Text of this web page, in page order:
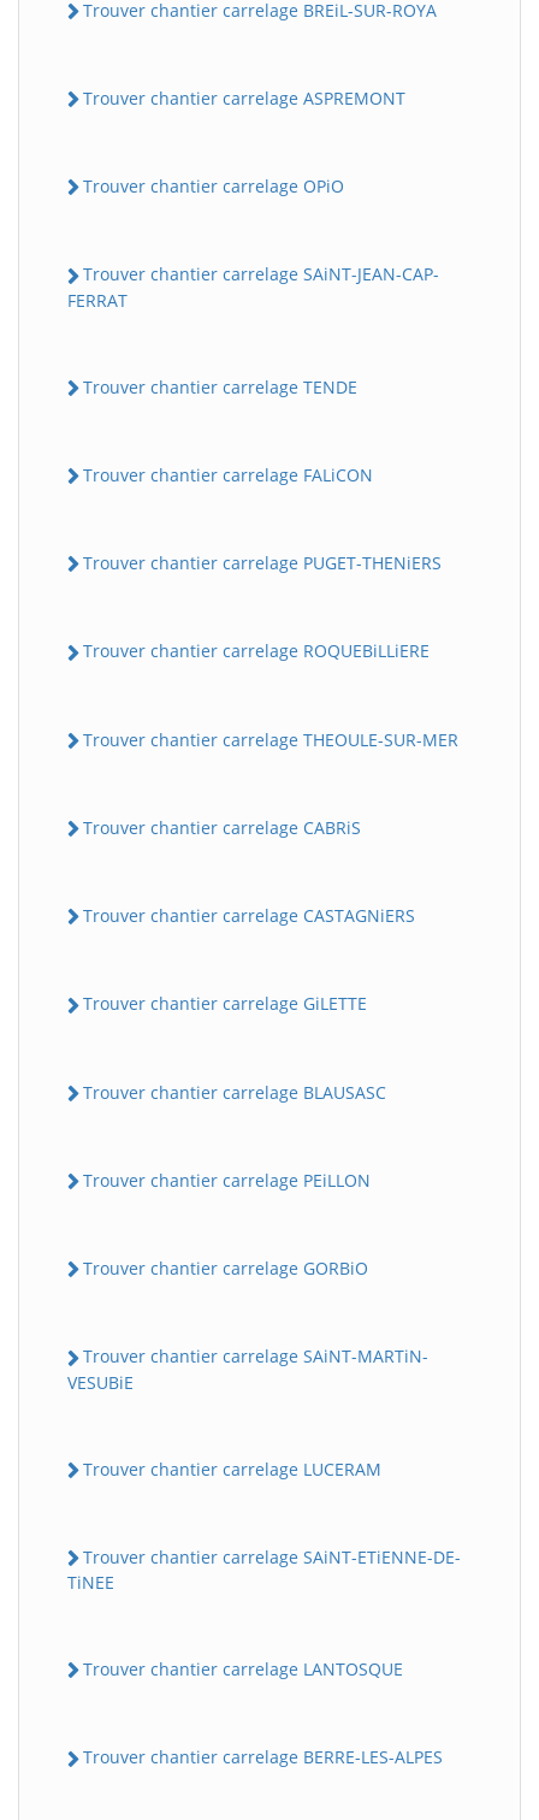
Trouver chantier carrelage BREiL-SUR-ROYA
Trouver chantier carrelage ASPREMONT
Trouver chantier carrelage OPiO
Trouver chantier carrelage SAiNT-JEAN-CAP-
FERRAT
Trouver chantier carrelage TENDE
Trouver chantier carrelage FALiCON
Trouver chantier carrelage PUGET-THENiERS
Trouver chantier carrelage ROQUEBiLLiERE
Trouver chantier carrelage THEOULE-SUR-MER
Trouver chantier carrelage CABRiS
Trouver chantier carrelage CASTAGNiERS
Trouver chantier carrelage GiLETTE
Trouver chantier carrelage BLAUSASC
Trouver chantier carrelage PEiLLON
Trouver chantier carrelage GORBiO
Trouver chantier carrelage SAiNT-MARTiN-
VESUBiE
Trouver chantier carrelage LUCERAM
Trouver chantier carrelage SAiNT-ETiENNE-DE-
TiNEE
Trouver chantier carrelage LANTOSQUE
Trouver chantier carrelage BERRE-LES-ALPES